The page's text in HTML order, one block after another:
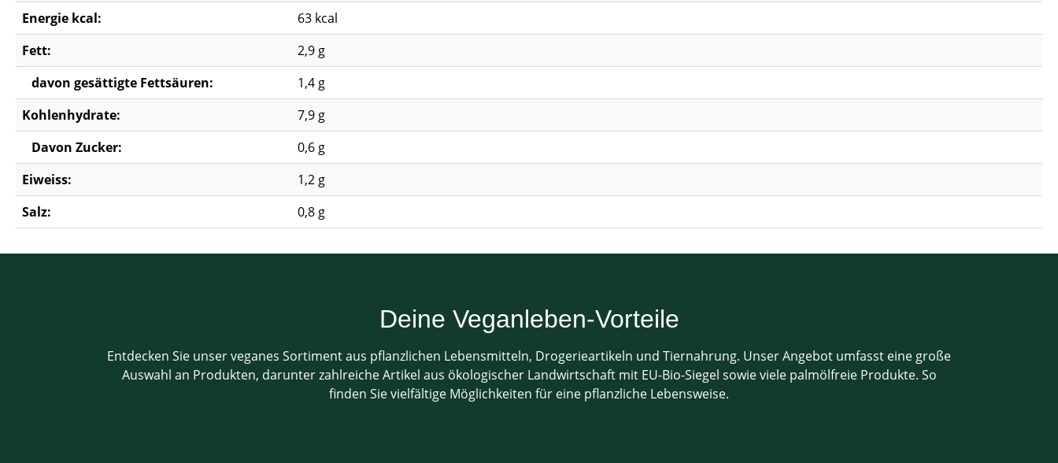
Energie kcal:
63 kcal
Fett:
2,9 g
davon gesättigte Fettsäuren:
1,4 g
Kohlenhydrate:
7,9 g
Davon Zucker:
0,6 g
Eiweiss:
1,2 g
Salz:
0,8 g
Deine Veganleben-Vorteile
Entdecken Sie unser veganes Sortiment aus pflanzlichen Lebensmitteln, Drogerieartikeln und Tiernahrung. Unser Angebot umfasst eine große
Auswahl an Produkten, darunter zahlreiche Artikel aus ökologischer Landwirtschaft mit EU-Bio-Siegel sowie viele palmölfreie Produkte. So
finden Sie vielfältige Möglichkeiten für eine pflanzliche Lebensweise.